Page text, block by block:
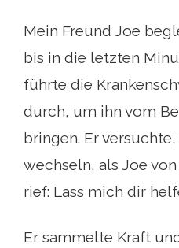
Mein Freund Joe
bis in die letzten
führte die
durch, um ihn vom
bringen. Er
wechseln, als Joe
rief: Lass mich dir
Er sammelte Kraft